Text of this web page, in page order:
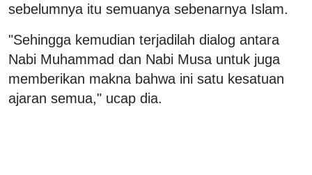
sebelumnya itu semuanya sebenarnya Islam.
"Sehingga kemudian terjadilah dialog antara
Nabi Muhammad dan Nabi Musa untuk juga
memberikan makna bahwa ini satu kesatuan
ajaran semua," ucap dia.